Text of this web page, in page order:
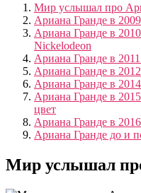
Мир услышал про
Ариана Гранде в
Ариана Гранде в
Nickelodeon
Ариана Гранде в
Ариана Гранде в
Ариана Гранде в
Ариана Гранде в
цвет
Ариана Гранде в
Ариана Гранде до и
Мир услышал